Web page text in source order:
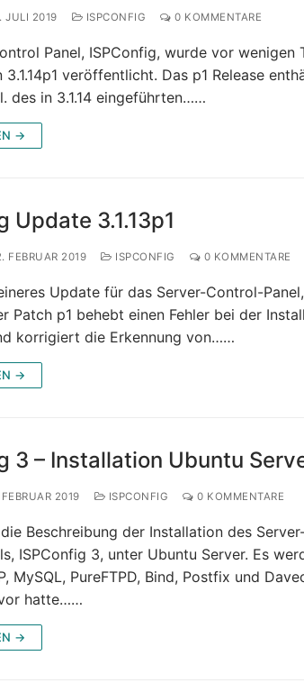
JULI 2019 ISPCONFIG 0 KOMMENTARE
Panel, ISPConfig, wurde vor wenigen
3.1.14p1 veröffentlicht. Das p1 Release
des in 3.1.14 eingeführten……
→
Update 3.1.13p1
FEBRUAR 2019 ISPCONFIG 0 KOMMENTARE
Update für das Server-Control-Panel,
Patch p1 behebt einen Fehler bei der
korrigiert die Erkennung von……
→
3 – Installation Ubuntu
2019 ISPCONFIG 0 KOMMENTARE
Beschreibung der Installation des
ISPConfig 3, unter Ubuntu Server. Es
MySQL, PureFTPD, Bind, Postfix und
hatte……
→